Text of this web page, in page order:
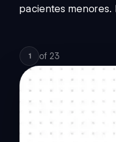
pacientes menores.
1 of 23